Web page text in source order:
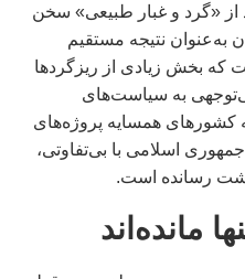
از «گرد و غبار طبیعی» سخن
به‌عنوان نتیجه مستقیم
که بخش زیادی از ریزگردها
به سیاست‌های
همسایه پروژه‌های
جمهوری اسلامی با بی‌تفاوتی،
رسانده است.
مانده‌اند